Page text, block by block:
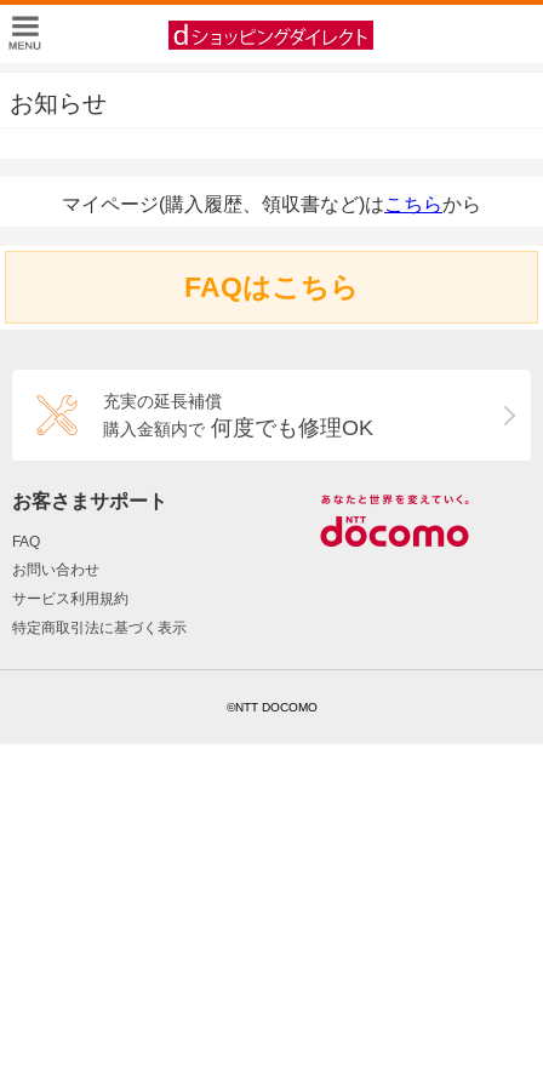
お知らせ
マイページ(購入履歴、領収書など)はこちらから
FAQはこちら
充実の延長補償
購入金額内で 何度でも修理OK
お客さまサポート
FAQ
お問い合わせ
サービス利用規約
特定商取引法に基づく表示
©NTT DOCOMO